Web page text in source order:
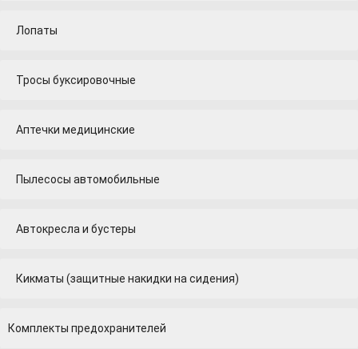
Лопаты
Тросы буксировочные
Аптечки медицинские
Пылесосы автомобильные
Автокресла и бустеры
Кикматы (защитные накидки на сидения)
Комплекты предохранителей